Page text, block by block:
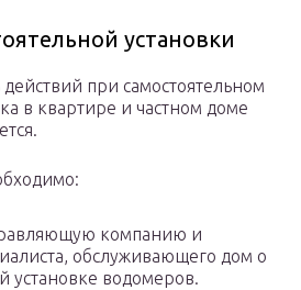
установки
действий при самостоятельном
в квартире и частном доме
компанию и
обслуживающего дом о
установке водомеров.